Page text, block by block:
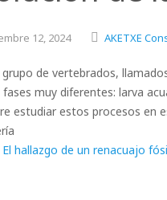
12, 2024 AKETXE
grupo de vertebrados,
fases muy diferentes: larva
estudiar estos procesos en
El hallazgo de un renacuajo